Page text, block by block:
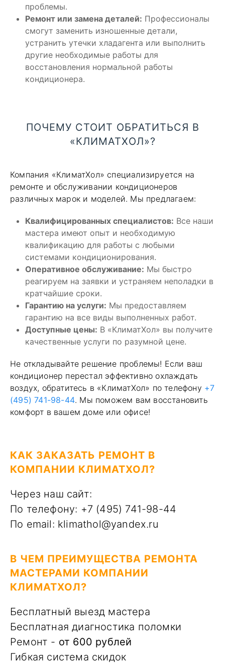
проблемы.
Ремонт или замена деталей: Профессионалы
смогут заменить изношенные детали,
устранить утечки хладагента или выполнить
другие необходимые работы для
восстановления нормальной работы
кондиционера.
ПОЧЕМУ СТОИТ ОБРАТИТЬСЯ В
«КЛИМАТХОЛ»?
Компания «КлиматХол» специализируется на
ремонте и обслуживании кондиционеров
различных марок и моделей. Мы предлагаем:
Квалифицированных специалистов: Все наши
мастера имеют опыт и необходимую
квалификацию для работы с любыми
системами кондиционирования.
Оперативное обслуживание: Мы быстро
реагируем на заявки и устраняем неполадки в
кратчайшие сроки.
Гарантию на услуги: Мы предоставляем
гарантию на все виды выполненных работ.
Доступные цены: В «КлиматХол» вы получите
качественные услуги по разумной цене.
Не откладывайте решение проблемы! Если ваш
кондиционер перестал эффективно охлаждать
воздух, обратитесь в «КлиматХол» по телефону +7
(495) 741-98-44. Мы поможем вам восстановить
комфорт в вашем доме или офисе!
КАК ЗАКАЗАТЬ РЕМОНТ В
КОМПАНИИ КЛИМАТХОЛ?
Через наш сайт:
По телефону: +7 (495) 741-98-44
По email: klimathol@yandex.ru
В ЧЕМ ПРЕИМУЩЕСТВА РЕМОНТА
МАСТЕРАМИ КОМПАНИИ
КЛИМАТХОЛ?
Бесплатный выезд мастера
Бесплатная диагностика поломки
Ремонт - от 600 рублей
Гибкая система скидок